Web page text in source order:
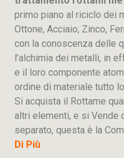
primo piano al riciclo dei
Ottone, Acciaio, Zinco,
con la conoscenza delle
l’alchimia dei metalli, in
e il loro componente
ordine di materiale tutto
Si acquista il Rottame
altri elementi, e si Vende
separato, questa è la
Di Più